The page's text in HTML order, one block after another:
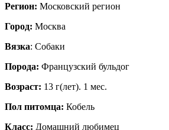
Регион: Московский регион
Город: Москва
Вязка: Собаки
Порода: Французский бульдог
Возраст: 13 г(лет). 1 мес.
Пол питомца: Кобель
Класс: Домашний любимец